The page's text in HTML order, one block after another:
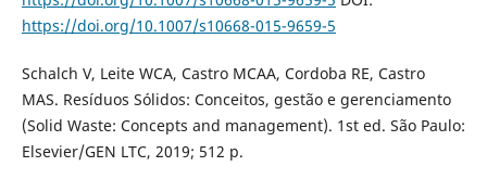
https://doi.org/10.1007/s10668-015-9659-5
Schalch V, Leite WCA, Castro MCAA, Cordoba RE, Castro
MAS. Resíduos Sólidos: Conceitos, gestão e gerenciamento
(Solid Waste: Concepts and management). 1st ed. São Paulo:
Elsevier/GEN LTC, 2019; 512 p.